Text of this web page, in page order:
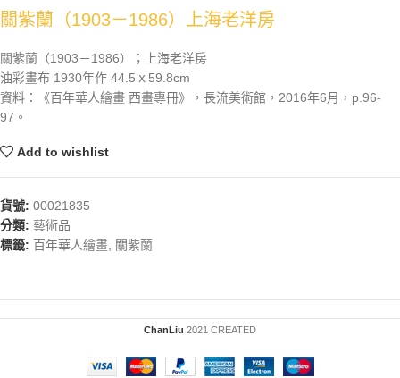
關紫蘭（1903－1986）上海老洋房
關紫蘭（1903－1986）；上海老洋房
油彩畫布 1930年作 44.5ｘ59.8cm
資料：《百年華人繪畫 西畫專冊》，長流美術館，2016年6月，p.96-
97。
Add to wishlist
貨號: 00021835
分類: 藝術品
標籤: 百年華人繪畫, 關紫蘭
ChanLiu 2021 CREATED